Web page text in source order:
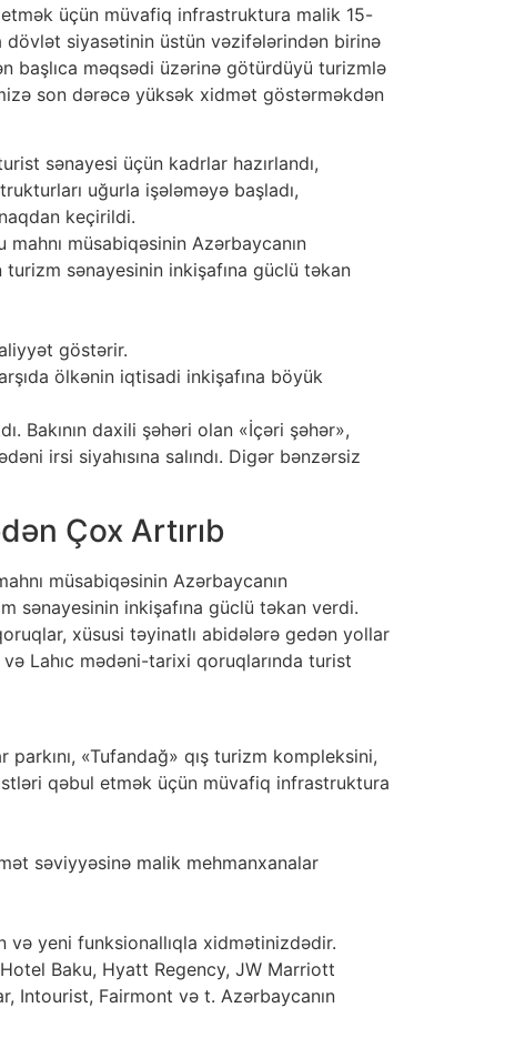
üçün müvafiq infrastruktura malik 15-
siyasətinin üstün vəzifələrindən birinə
başlıca məqsədi üzərinə götürdüyü turizmlə
son dərəcə yüksək xidmət göstərməkdən
sənayesi üçün kadrlar hazırlandı,
uğurla işələməyə başladı,
keçirildi.
müsabiqəsinin Azərbaycanın
sənayesinin inkişafına güclü təkan
göstərir.
ölkənin iqtisadi inkişafına böyük
Bakının daxili şəhəri olan «İçəri şəhər»,
irsi siyahısına salındı. Digər bənzərsiz
Çox Artırıb
müsabiqəsinin Azərbaycanın
sənayesinin inkişafına güclü təkan verdi.
xüsusi təyinatlı abidələrə gedən yollar
Lahıc mədəni-tarixi qoruqlarında turist
«Tufandağ» qış turizm kompleksini,
qəbul etmək üçün müvafiq infrastruktura
səviyyəsinə malik mehmanxanalar
və yeni funksionallıqla xidmətinizdədir.
Baku, Hyatt Regency, JW Marriott
Intourist, Fairmont və t. Azərbaycanın